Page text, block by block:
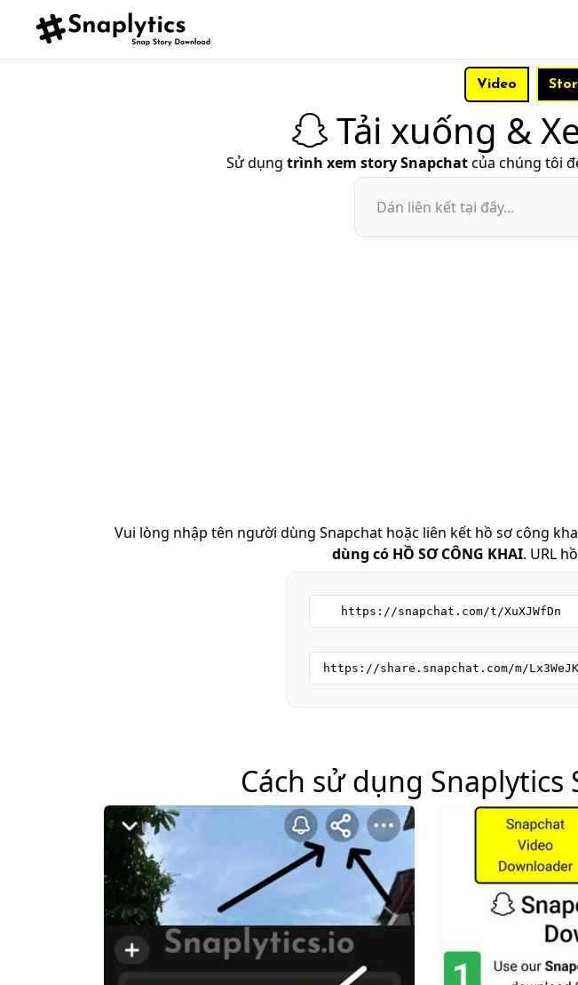
Video
Tải xuống &
Sử dụng trình xem story Snapchatcủa chúng tôi
Vui lòng nhập tên người dùng Snapchat hoặc liên kết hồ sơ công
dùng có HỒ SƠ CÔNG KHAI. URL
https://snapchat.com/t/XuXJWfDn
https://share.snapchat.com/m/Lx3WeJK
Cách sử dụng